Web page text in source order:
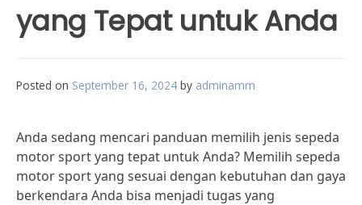
yang Tepat untuk Anda
Posted on September 16, 2024 by adminamm
Anda sedang mencari panduan memilih jenis sepeda
motor sport yang tepat untuk Anda? Memilih sepeda
motor sport yang sesuai dengan kebutuhan dan gaya
berkendara Anda bisa menjadi tugas yang